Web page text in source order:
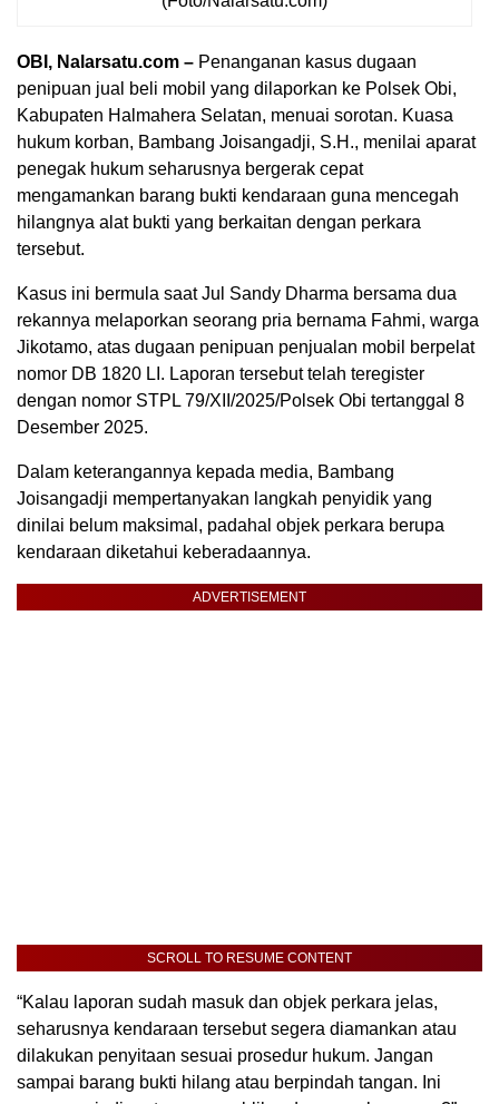
OBI, Nalarsatu.com – Penanganan kasus dugaan
penipuan jual beli mobil yang dilaporkan ke Polsek Obi,
Kabupaten Halmahera Selatan, menuai sorotan. Kuasa
hukum korban, Bambang Joisangadji, S.H., menilai aparat
penegak hukum seharusnya bergerak cepat
mengamankan barang bukti kendaraan guna mencegah
hilangnya alat bukti yang berkaitan dengan perkara
tersebut.
Kasus ini bermula saat Jul Sandy Dharma bersama dua
rekannya melaporkan seorang pria bernama Fahmi, warga
Jikotamo, atas dugaan penipuan penjualan mobil berpelat
nomor DB 1820 LI. Laporan tersebut telah teregister
dengan nomor STPL 79/XII/2025/Polsek Obi tertanggal 8
Desember 2025.
Dalam keterangannya kepada media, Bambang
Joisangadji mempertanyakan langkah penyidik yang
dinilai belum maksimal, padahal objek perkara berupa
kendaraan diketahui keberadaannya.
ADVERTISEMENT
SCROLL TO RESUME CONTENT
“Kalau laporan sudah masuk dan objek perkara jelas,
seharusnya kendaraan tersebut segera diamankan atau
dilakukan penyitaan sesuai prosedur hukum. Jangan
sampai barang bukti hilang atau berpindah tangan. Ini